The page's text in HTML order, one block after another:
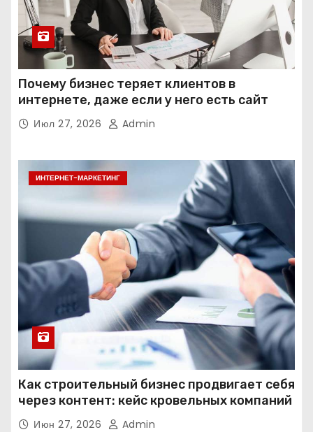
Почему бизнес теряет клиентов в
интернете, даже если у него есть сайт
Июл 27, 2026 Admin
ИНТЕРНЕТ-МАРКЕТИНГ
Как строительный бизнес продвигает себя
через контент: кейс кровельных компаний
Июн 27, 2026 Admin